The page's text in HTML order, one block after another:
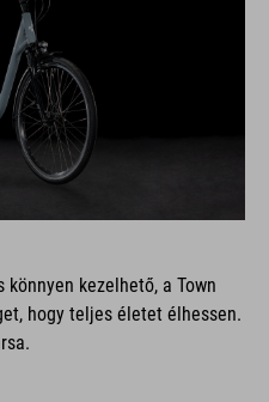
könnyen kezelhető, a Town
hogy teljes életet élhessen.